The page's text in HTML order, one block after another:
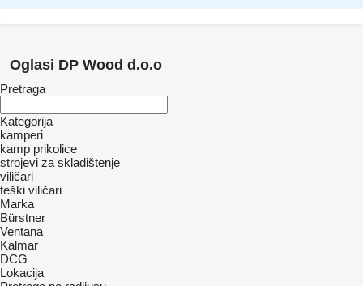
Oglasi DP Wood d.o.o
Pretraga
Kategorija
kamperi
kamp prikolice
strojevi za skladištenje
viličari
teški viličari
Marka
Bürstner
Ventana
Kalmar
DCG
Lokacija